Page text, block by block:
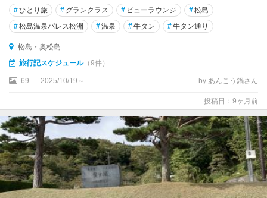
#ひとり旅 # グランクラス # ビューラウンジ #松島
#松島温泉パレス松洲 #温泉 #牛タン #牛タン通り
松島・奥松島
旅行記スケジュール（9件）
69 2025/10/19～ by あんこう鍋さん
投稿日：9ヶ月前